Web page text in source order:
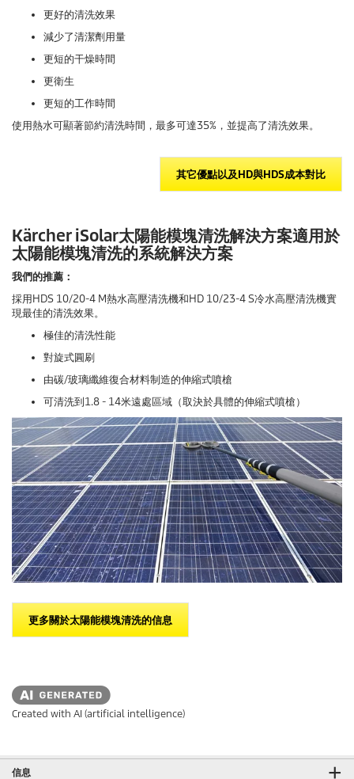
更好的清洗效果
減少了清潔劑用量
更短的干燥時間
更衛生
更短的工作時間
使用熱水可顯著節約清洗時間，最多可達35%，並提高了清洗效果。
其它優點以及HD與HDS成本對比
Kärcher iSolar太陽能模塊清洗解決方案適用於
太陽能模塊清洗的系統解決方案
我們的推薦：
採用HDS 10/20-4 M熱水高壓清洗機和HD 10/23-4 S冷水高壓清洗機實
現最佳的清洗效果。
極佳的清洗性能
對旋式圓刷
由碳/玻璃纖維復合材料制造的伸縮式噴槍
可清洗到1.8 - 14米遠處區域（取決於具體的伸縮式噴槍）
更多關於太陽能模塊清洗的信息
Created with AI (artificial intelligence)
信息